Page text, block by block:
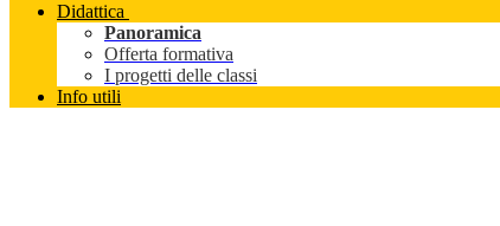
Didattica
Panoramica
Offerta formativa
I progetti delle classi
Info utili